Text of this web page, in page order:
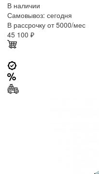
В наличии
Самовывоз: сегодня
В рассрочку от 5000/мес
45 100 ₽